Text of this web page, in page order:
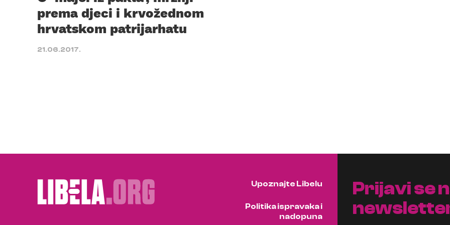
prema djeci i krvožednom
hrvatskom patrijarhatu
21.06.2017.
Upoznajte Libelu
Politika ispravaka i
nadopuna
Prijavi se